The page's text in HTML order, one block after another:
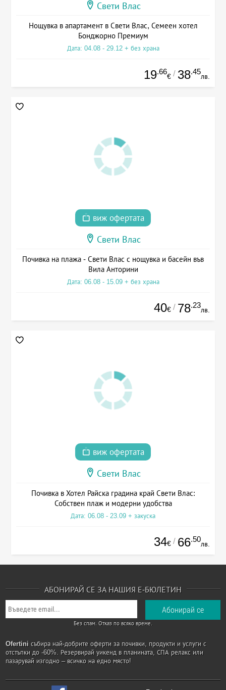
Свети Влас
Нощувка в апартамент в Свети Влас, Семеен хотел
Бонджорно Премиум
Дата: 04.08 - 29.12 + без храна
19.66
€ / 38.45
лв.
виж офертата
Свети Влас
Почивка на плажа - Свети Влас с нощувка и басейн във
Вила Анторини
Дата: 06.08 - 15.09 + без храна
40€ / 78.23
лв.
виж офертата
Свети Влас
Почивка в Хотел Райска градина край Свети Влас:
Собствен плаж и модерни удобства
Дата: 06.08 - 23.09 + закуска
34€ / 66.50
лв.
АБОНИРАЙ СЕ ЗА НАШИЯ Е-БЮЛЕТИН
Без спам. Отказ по всяко време.
Ofertini събира най-добрите оферти за почивки, продукти и услуги с
отстъпки до -60%. Резервирай уикенд в планината, СПА релакс или
пазарувай изгодно – всичко на едно място!